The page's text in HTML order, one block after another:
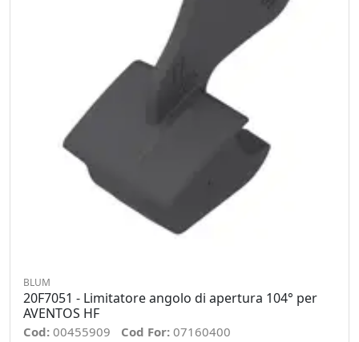
BLUM
20F7051 - Limitatore angolo di apertura 104° per
AVENTOS HF
Cod: 00455909 Cod For: 07160400